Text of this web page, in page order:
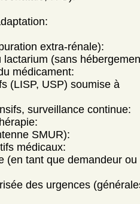
extra-rénale):
lactarium (sans
médicament:
(LISP, USP) soumise à
surveillance continue:
SMUR):
médicaux:
(en tant que demandeur ou
des urgences